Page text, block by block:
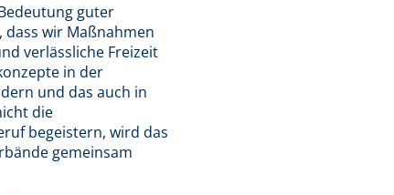
guter
wir Maßnahmen
verlässliche Freizeit
in der
und das auch in
die
begeistern, wird das
gemeinsam